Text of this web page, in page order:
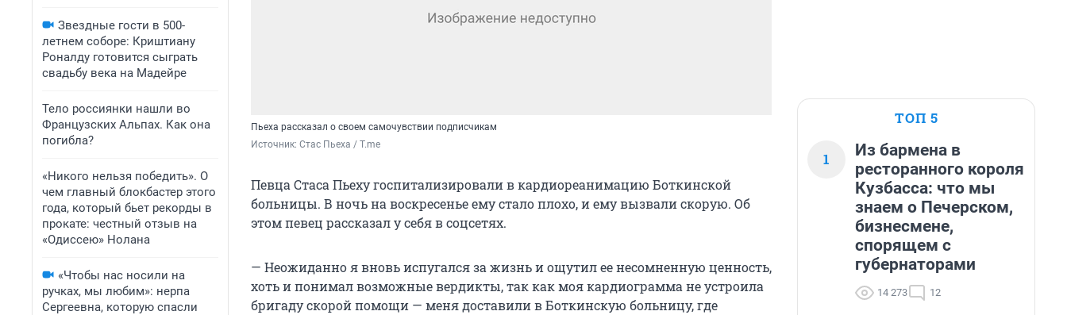
Звездные гости в 500-
летнем соборе: Криштиану
Роналду готовится сыграть
свадьбу века на Мадейре
Тело россиянки нашли во
Французских Альпах. Как она
погибла?
«Никого нельзя победить». О
чем главный блокбастер этого
года, который бьет рекорды в
прокате: честный отзыв на
«Одиссею» Нолана
«Чтобы нас носили на
ручках, мы любим»: нерпа
Сергеевна, которую спасли
Пьеха рассказал о своем самочувствии подписчикам
Источник: Стас Пьеха / T.me
Певца Стаса Пьеху госпитализировали в кардиореанимацию Боткинской
больницы. В ночь на воскресенье ему стало плохо, и ему вызвали скорую. Об
этом певец рассказал у себя в соцсетях.
— Неожиданно я вновь испугался за жизнь и ощутил ее несомненную ценность,
хоть и понимал возможные вердикты, так как моя кардиограмма не устроила
бригаду скорой помощи — меня доставили в Боткинскую больницу, где
ТОП 5
1
Из бармена в
ресторанного короля
Кузбасса: что мы
знаем о Печерском,
бизнесмене,
спорящем с
губернаторами
14 273 12